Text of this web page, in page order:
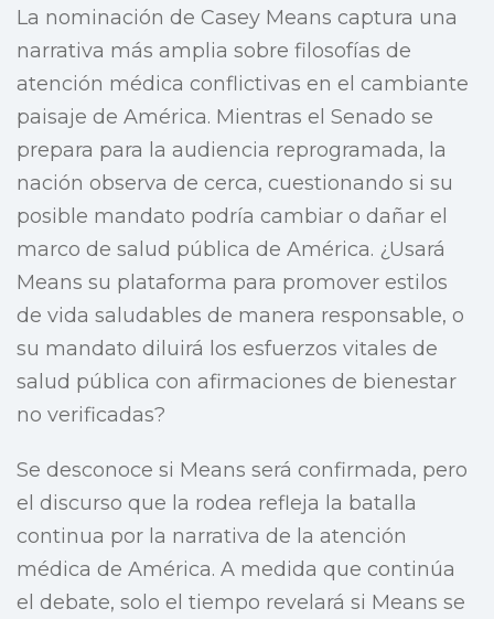
La nominación de Casey Means captura una
narrativa más amplia sobre filosofías de
atención médica conflictivas en el cambiante
paisaje de América. Mientras el Senado se
prepara para la audiencia reprogramada, la
nación observa de cerca, cuestionando si su
posible mandato podría cambiar o dañar el
marco de salud pública de América. ¿Usará
Means su plataforma para promover estilos
de vida saludables de manera responsable, o
su mandato diluirá los esfuerzos vitales de
salud pública con afirmaciones de bienestar
no verificadas?
Se desconoce si Means será confirmada, pero
el discurso que la rodea refleja la batalla
continua por la narrativa de la atención
médica de América. A medida que continúa
el debate, solo el tiempo revelará si Means se